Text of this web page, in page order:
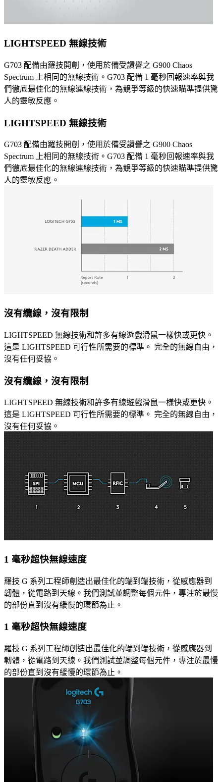
LIGHTSPEED 無線技術
G703 配備由羅技開創，使用於備受讚譽之 G900 Chaos
Spectrum 上相同的無線技術。G703 配備 1 毫秒回報速率與我
們徹底最佳化的無線連線技術，為競爭等級的快速瞄準提供驚
人的靈敏反應。
LIGHTSPEED 無線技術
G703 配備由羅技開創，使用於備受讚譽之 G900 Chaos
Spectrum 上相同的無線技術。G703 配備 1 毫秒回報速率與我
們徹底最佳化的無線連線技術，為競爭等級的快速瞄準提供驚
人的靈敏反應。
沒有纜線，沒有限制
LIGHTSPEED 無線技術和許多有線遊戲滑鼠一樣快或更快。
這是 LIGHTSPEED 可行性所需要的標準。 完全的無線自由，
沒有任何妥協。
沒有纜線，沒有限制
LIGHTSPEED 無線技術和許多有線遊戲滑鼠一樣快或更快。
這是 LIGHTSPEED 可行性所需要的標準。 完全的無線自由，
沒有任何妥協。
1 毫秒超快無線速度
羅技 G 系列工程師創造出最佳化的端到端技術，從感應器到
韌體，從電路到天線。我們測試並調整每個元件，專注於最慢
的部份直到沒有緩慢的環節為止。
1 毫秒超快無線速度
羅技 G 系列工程師創造出最佳化的端到端技術，從感應器到
韌體，從電路到天線。我們測試並調整每個元件，專注於最慢
的部份直到沒有緩慢的環節為止。